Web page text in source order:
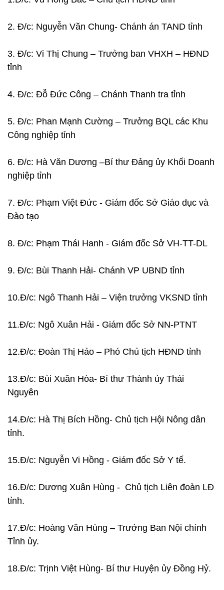
2. Đ/c: Nguyễn Văn Chung- Chánh án TAND tỉnh
3. Đ/c: Vi Thị Chung – Trưởng ban VHXH – HĐND
tỉnh
4. Đ/c: Đỗ Đức Công – Chánh Thanh tra tỉnh
5. Đ/c: Phan Mạnh Cường – Trưởng BQL các Khu
Công nghiệp tỉnh
6. Đ/c: Hà Văn Dương –Bí thư Đảng ủy Khối Doanh
nghiệp tỉnh
7. Đ/c: Phạm Việt Đức - Giám đốc Sở Giáo dục và
Đào tạo
8. Đ/c: Phạm Thái Hanh - Giám đốc Sở VH-TT-DL
9. Đ/c: Bùi Thanh Hải- Chánh VP UBND tỉnh
10.Đ/c: Ngô Thanh Hải – Viện trưởng VKSND tỉnh
11.Đ/c: Ngô Xuân Hải - Giám đốc Sở NN-PTNT
12.Đ/c: Đoàn Thị Hảo – Phó Chủ tịch HĐND tỉnh
13.Đ/c: Bùi Xuân Hòa- Bí thư Thành ủy Thái
Nguyên
14.Đ/c: Hà Thị Bích Hồng- Chủ tịch Hội Nông dân
tỉnh.
15.Đ/c: Nguyễn Vi Hồng - Giám đốc Sở Y tế.
16.Đ/c: Dương Xuân Hùng - Chủ tịch Liên đoàn LĐ
tỉnh.
17.Đ/c: Hoàng Văn Hùng – Trưởng Ban Nội chính
Tỉnh ủy.
18.Đ/c: Trịnh Việt Hùng- Bí thư Huyện ủy Đồng Hỷ.